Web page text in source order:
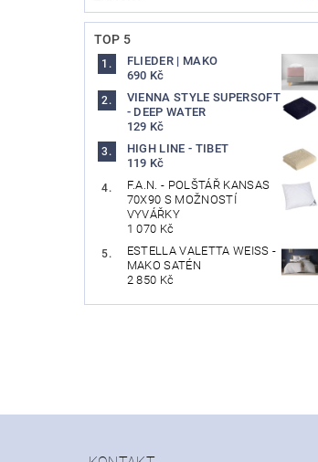
TOP 5
FLIEDER | MAKO
690 Kč
VIENNA STYLE SUPERSOFT
- DEEP WATER
129 Kč
HIGH LINE - TIBET
119 Kč
F.A.N. - POLŠTÁŘ KANSAS
70X90 S MOŽNOSTÍ
VYVÁŘKY
1 070 Kč
ESTELLA VALETTA WEISS -
MAKO SATÉN
2 850 Kč